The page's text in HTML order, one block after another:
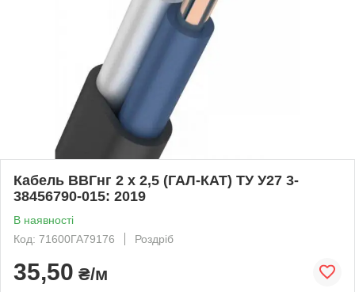
Кабель ВВГнг 2 х 2,5 (ГАЛ-КАТ) ТУ У27 3-
38456790-015: 2019
В наявності
Код: 71600ГА79176
Роздріб
35,50 ₴/м